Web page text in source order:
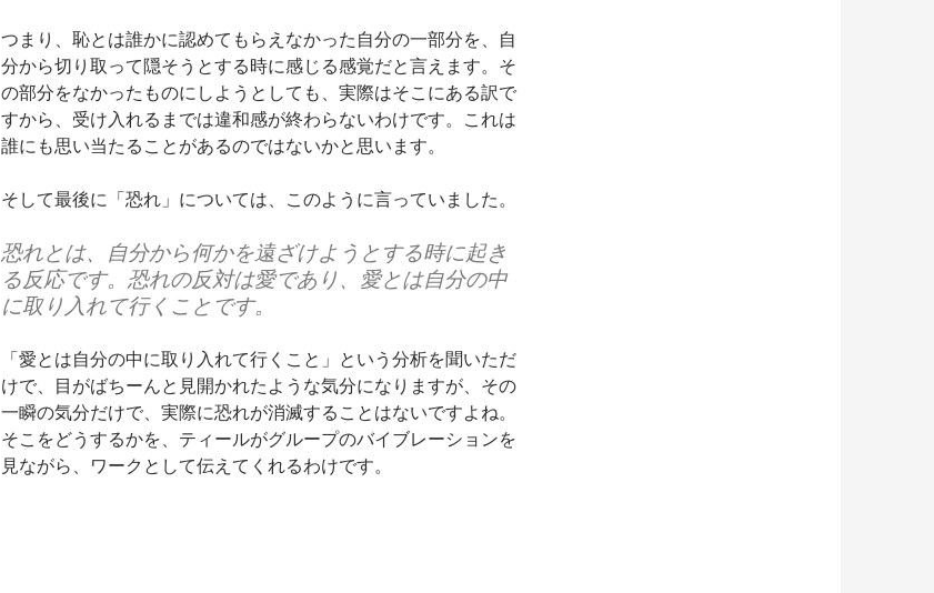
つまり、恥とは誰かに認めてもらえなかった自分の一部分を、自
分から切り取って隠そうとする時に感じる感覚だと言えます。そ
の部分をなかったものにしようとしても、実際はそこにある訳で
すから、受け入れるまでは違和感が終わらないわけです。これは
誰にも思い当たることがあるのではないかと思います。
そして最後に「恐れ」については、このように言っていました。
恐れとは、自分から何かを遠ざけようとする時に起き
る反応です。恐れの反対は愛であり、愛とは自分の中
に取り入れて行くことです。
「愛とは自分の中に取り入れて行くこと」という分析を聞いただ
けで、目がばちーんと見開かれたような気分になりますが、その
一瞬の気分だけで、実際に恐れが消滅することはないですよね。
そこをどうするかを、ティールがグループのバイブレーションを
見ながら、ワークとして伝えてくれるわけです。